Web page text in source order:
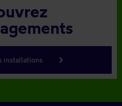
installations keyboard_arrow_right